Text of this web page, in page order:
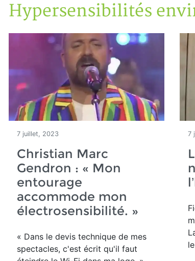
Accueil
Articles
Maisons saines
Hypersensibilités environnementales
Hypersensibilités
7 juillet, 2023
Christian Marc
Gendron : « Mon
entourage
accommode mon
électrosensibilité. »
« Dans le devis technique de mes
spectacles, c'est écrit qu'il faut
7